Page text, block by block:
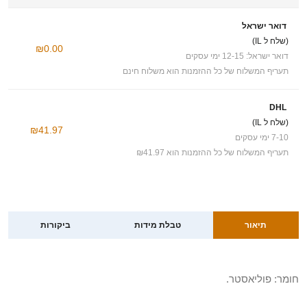
דואר ישראל
(שלח ל IL)
דואר ישראל: 12-15 ימי עסקים
תעריף המשלוח של כל ההזמנות הוא משלוח חינם
₪0.00
DHL
(שלח ל IL)
7-10 ימי עסקים
תעריף המשלוח של כל ההזמנות הוא ₪41.97
₪41.97
תיאור טבלת מידות ביקורות
חומר: פוליאסטר.